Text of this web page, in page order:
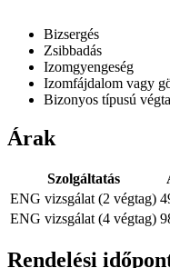
Bizsergés
Zsibbadás
Izomgyengeség
Izomfájdalom vagy
Bizonyos típusú
Árak
Szolgáltatás
ENG vizsgálat (2 végtag)
ENG vizsgálat (4 végtag)
Rendelési